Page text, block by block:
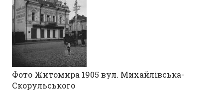
Фото Житомира 1905 вул. Михайлівська-
Скорульського